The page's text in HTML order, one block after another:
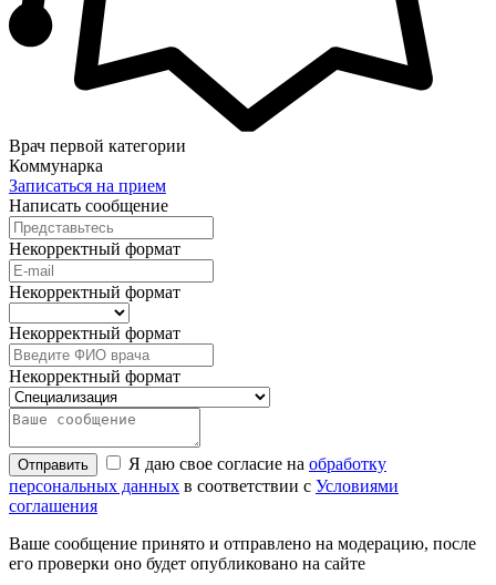
Врач первой категории
Коммунарка
Записаться на прием
Написать сообщение
Некорректный формат
Некорректный формат
Некорректный формат
Некорректный формат
Отправить Я даю свое согласие на обработку
персональных данных в соответствии с Условиями
соглашения
Ваше сообщение принято и отправлено на модерацию, после
его проверки оно будет опубликовано на сайте